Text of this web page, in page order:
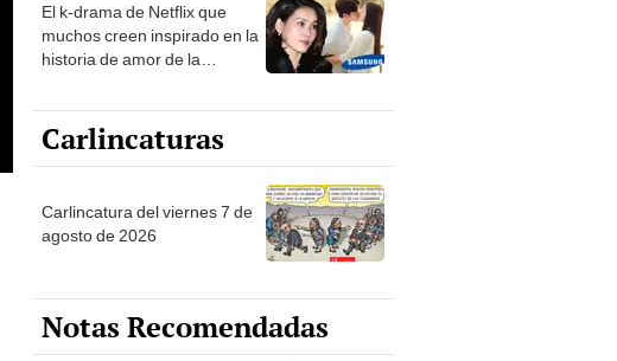
El k-drama de Netflix que
muchos creen inspirado en la
historia de amor de la
Carlincaturas
Carlincatura del viernes 7 de
agosto de 2026
Notas Recomendadas